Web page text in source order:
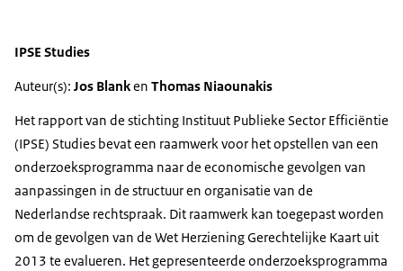
IPSE Studies
Auteur(s): Jos Blanken Thomas Niaounakis
Het rapport van de stichting Instituut Publieke Sector Efficiëntie
(IPSE) Studies bevat een raamwerk voor het opstellen van een
onderzoeksprogramma naar de economische gevolgen van
aanpassingen in de structuur en organisatie van de
Nederlandse rechtspraak. Dit raamwerk kan toegepast worden
om de gevolgen van de Wet Herziening Gerechtelijke Kaart uit
2013 te evalueren. Het gepresenteerde onderzoeksprogramma